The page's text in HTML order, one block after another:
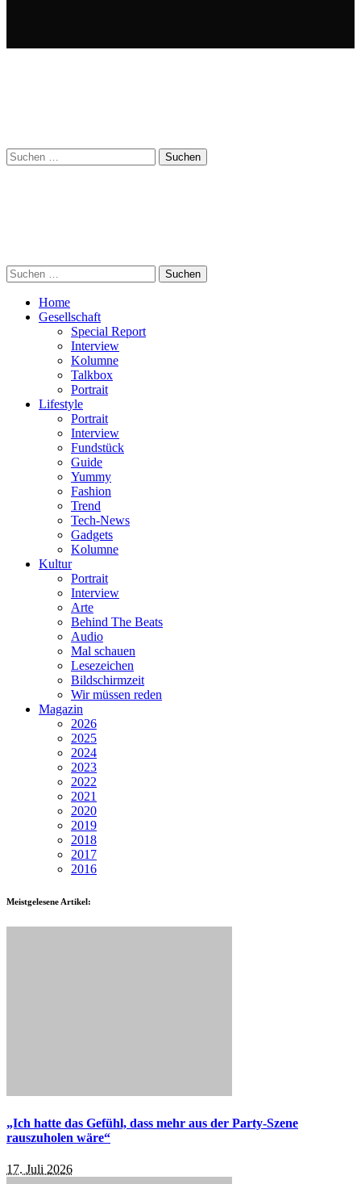
Suchen
nach:
Suchen
nach:
Home
Gesellschaft
Special Report
Interview
Kolumne
Talkbox
Portrait
Lifestyle
Portrait
Interview
Fundstück
Guide
Yummy
Fashion
Trend
Tech-News
Gadgets
Kolumne
Kultur
Portrait
Interview
Arte
Behind The Beats
Audio
Mal schauen
Lesezeichen
Bildschirmzeit
Wir müssen reden
Magazin
2026
2025
2024
2023
2022
2021
2020
2019
2018
2017
2016
Meistgelesene Artikel:
„Ich hatte das Gefühl, dass mehr aus der Party-Szene
rauszuholen wäre“
17. Juli 2026